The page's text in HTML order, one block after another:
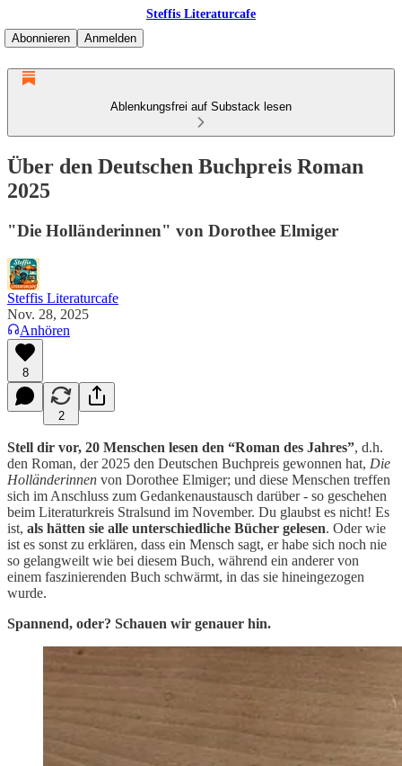
Steffis Literaturcafe
Abonnieren
Anmelden
Ablenkungsfrei auf Substack lesen
Über den Deutschen Buchpreis Roman
2025
"Die Holländerinnen" von Dorothee Elmiger
Steffis Literaturcafe
Nov. 28, 2025
Anhören
8
2
Stell dir vor, 20 Menschen lesen den “Roman des Jahres”, d.h.
den Roman, der 2025 den Deutschen Buchpreis gewonnen hat, Die
Holländerinnen von Dorothee Elmiger; und diese Menschen treffen
sich im Anschluss zum Gedankenaustausch darüber - so geschehen
beim Literaturkreis Stralsund im November. Du glaubst es nicht! Es
ist, als hätten sie alle unterschiedliche Bücher gelesen. Oder wie
ist es sonst zu erklären, dass ein Mensch sagt, er habe sich noch nie
so gelangweilt wie bei diesem Buch, während ein anderer von
einem faszinierenden Buch schwärmt, in das sie hineingezogen
wurde.
Spannend, oder? Schauen wir genauer hin.